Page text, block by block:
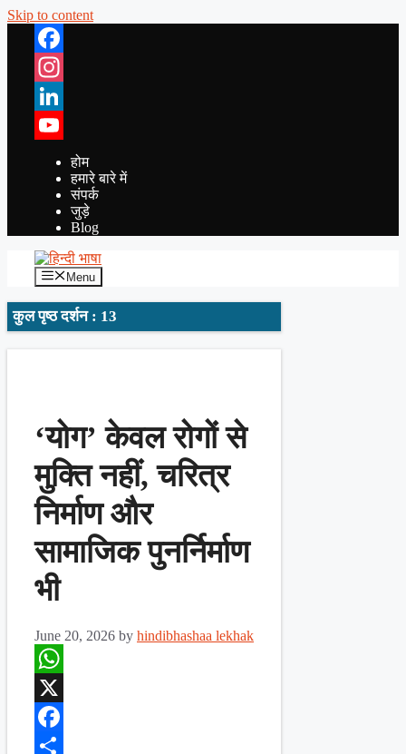
Skip to content
Facebook
Instagram
LinkedIn
YouTube
होम
हमारे बारे में
संपर्क
जुड़े
Blog
Menu
कुल पृष्ठ दर्शन : 13
‘योग’ केवल रोगों से
मुक्ति नहीं, चरित्र
निर्माण और
सामाजिक पुनर्निर्माण
भी
June 20, 2026 by hindibhashaa lekhak
WhatsApp
X
Facebook